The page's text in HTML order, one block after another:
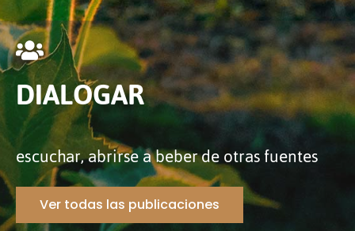
DIALOGAR
escuchar, abrirse a beber de otras fuentes
Ver todas las publicaciones